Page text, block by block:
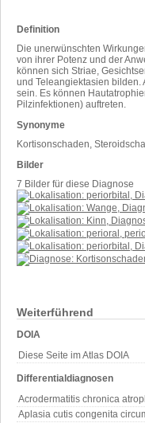
Weiterführend
DOIA
Diese Seite im Atlas DOIA
Differentialdiagnosen
Acrodermatitis chronica
Aplasia cutis congenita
Definition
Die unerwünschten
von ihrer Potenz und der
können sich Striae,
und Teleangiektasien
sein. Es können
Pilzinfektionen) auftreten.
Synonyme
Kortisonschaden,
Bilder
7 Bilder für diese Diagnose